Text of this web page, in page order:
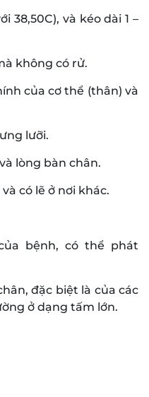
38,50C), và kéo dài 1 –
không có rử.
của cơ thể (thân) và
lưỡi.
lòng bàn chân.
có lẽ ở nơi khác.
bệnh, có thể phát
đặc biệt là của các
ở dạng tấm lớn.